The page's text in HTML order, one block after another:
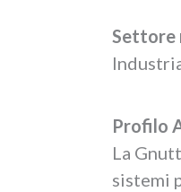
Settore
Profilo
La
sistemi